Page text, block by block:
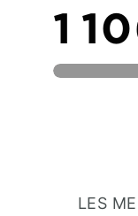
1
LES